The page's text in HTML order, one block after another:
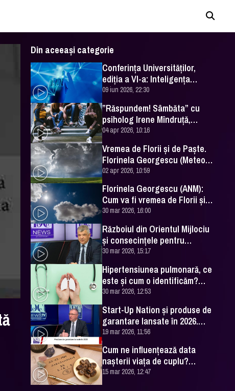
Din aceeași categorie
Conferința Universităților,
ediția a VI-a: Inteligența
artificială în Educație- soluție
sau problemă?
09 iun 2026, 22:30
”Răspundem! Sâmbăta” cu
psiholog Irene Mîndruță,
despre adolescență
04 apr 2026, 10:16
Vremea de Florii și de Paște.
Florinela Georgescu (Meteo
România) a făcut prognoza
02 apr 2026, 10:59
Florinela Georgescu (ANM):
Cum va fi vremea de Florii și
de Paște 2026
30 mar 2026, 16:00
Războiul din Orientul Mijlociu
și consecințele pentru
România. Excelența Sa Ovidiu
Dranga, interviu
30 mar 2026, 15:17
Hipertensiunea pulmonară, ce
este și cum o identificăm?
Explicațiile unui medic
specialist
30 mar 2026, 12:53
Start-Up Nation și produse de
garantare lansate în 2026.
Cătălin Leonte (FNGCIMM), la
DC News
19 mar 2026, 11:56
Cum ne influențează data
nașterii viața de cuplu?
Numerologul Romeo Popescu
are explicațiile
15 mar 2026, 12:47